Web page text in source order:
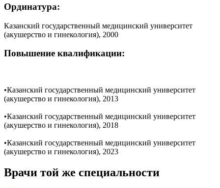
Ординатура:
Казанский государственный медицинский университет
(акушерство и гинекология), 2000
Повышение квалификации:
•Казанский государственный медицинский университет
(акушерство и гинекология), 2013
•Казанский государственный медицинский университет
(акушерство и гинекология), 2018
•Казанский государственный медицинский университет
(акушерство и гинекология), 2023
Врачи той же специальности